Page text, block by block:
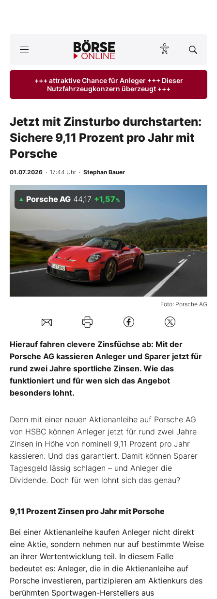
ktuelle Ausgabe BÖRSE ONLINE lesen
Anlageprodukte
Finanz-Check
BO-Musterdepots
Experten
Mein B:O
Mein Konto
+++ attraktive Chance für Anleger +++ Dieser
Nutzfahrzeugkonzern überzeugt +++
Jetzt mit Zinsturbo durchstarten:
Sichere 9,11 Prozent pro Jahr mit
Porsche
01.07.2026 · 17:44 Uhr · Stephan Bauer
Foto: Porsche AG
Porsche AG 44,17 +1,57 %
Hierauf fahren clevere Zinsfüchse ab: Mit der
Porsche AG kassieren Anleger und Sparer jetzt für
rund zwei Jahre sportliche Zinsen. Wie das
funktioniert und für wen sich das Angebot
besonders lohnt.
Denn mit einer neuen Aktienanleihe auf Porsche AG
von HSBC können Anleger jetzt für rund zwei Jahre
Zinsen in Höhe von nominell 9,11 Prozent pro Jahr
kassieren. Und das garantiert. Damit können Sparer
Tagesgeld lässig schlagen – und Anleger die
Dividende. Doch für wen lohnt sich das genau?
9,11 Prozent Zinsen pro Jahr mit Porsche
Bei einer Aktienanleihe kaufen Anleger nicht direkt
eine Aktie, sondern nehmen nur auf bestimmte Weise
an ihrer Wertentwicklung teil. In diesem Falle
bedeutet es: Anleger, die in die Aktienanleihe auf
Porsche investieren, partizipieren am Aktienkurs des
berühmten Sportwagen-Herstellers aus